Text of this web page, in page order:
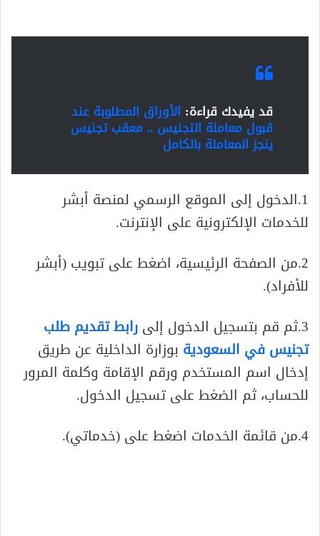
قد يفيدك قراءة: الأوراق المطلوبة عند
قبول معاملة التجنيس .. معقب تجنيس
ينجز المعاملة بالكامل
1.الدخول إلى الموقع الرسمي لمنصة أبشر
للخدمات الإلكترونية على الإنترنت.
2.من الصفحة الرئيسية، اضغط على تبويب (أبشر
للأفراد).
3.ثم قم بتسجيل الدخول إلى
رابط تقديم طلب
تجنيس في السعودية بوزارة الداخلية عن طريق
إدخال اسم المستخدم ورقم الإقامة وكلمة المرور
للحساب، ثم الضغط على تسجيل الدخول.
4.من قائمة الخدمات اضغط على (خدماتي).